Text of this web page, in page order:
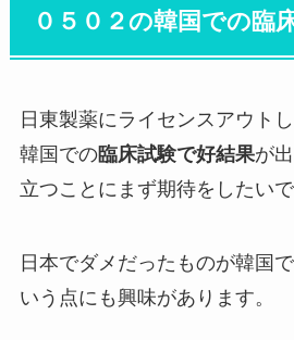
０５０２の韓国での臨
日東製薬にライセンスアウト
韓国での臨床試験で好結果が
立つことにまず期待をしたいで
日本でダメだったものが韓国
いう点にも興味があります。